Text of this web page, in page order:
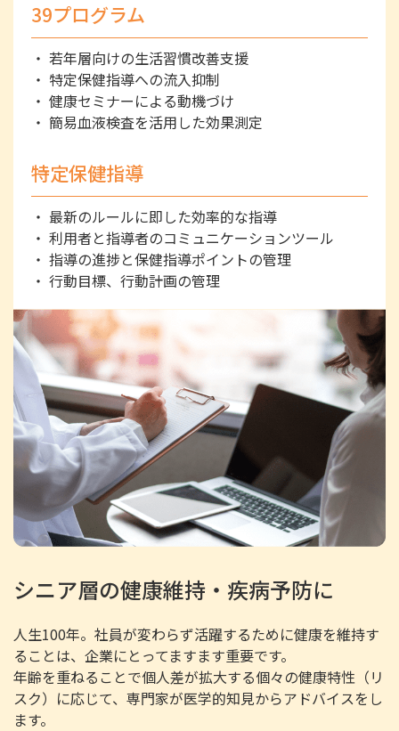
39プログラム
・ 若年層向けの生活習慣改善支援
・ 特定保健指導への流入抑制
・ 健康セミナーによる動機づけ
・ 簡易血液検査を活用した効果測定
特定保健指導
・ 最新のルールに即した効率的な指導
・ 利用者と指導者のコミュニケーションツール
・ 指導の進捗と保健指導ポイントの管理
・ 行動目標、行動計画の管理
シニア層の健康維持・疾病予防に
人生100年。社員が変わらず活躍するために健康を維持す
ることは、企業にとってますます重要です。
年齢を重ねることで個人差が拡大する個々の健康特性（リ
スク）に応じて、専門家が医学的知見からアドバイスをし
ます。